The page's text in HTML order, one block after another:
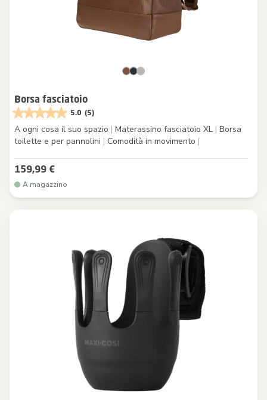
Borsa fasciatoio
5.0 (5)
A ogni cosa il suo spazio | Materassino fasciatoio XL | Borsa
toilette e per pannolini | Comodità in movimento |
159,99 €
A magazzino